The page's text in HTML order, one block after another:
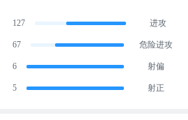
127 进攻
67 危险进攻
6 射偏
5 射正